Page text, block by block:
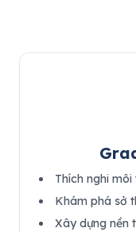
Thích nghi
Khám phá sở
Xây dựng nền